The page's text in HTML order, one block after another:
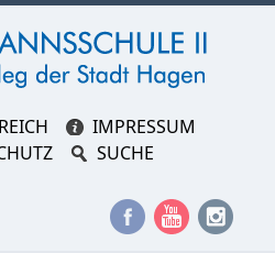
IMPRESSUM
SUCHE